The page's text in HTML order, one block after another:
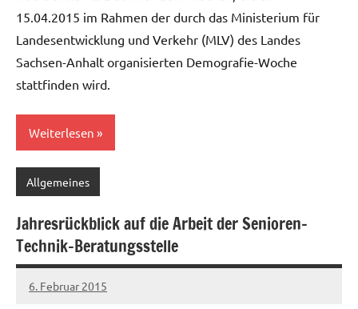
15.04.2015 im Rahmen der durch das Ministerium für
Landesentwicklung und Verkehr (MLV) des Landes
Sachsen-Anhalt organisierten Demografie-Woche
stattfinden wird.
Weiterlesen
Allgemeines
Jahresrückblick auf die Arbeit der Senioren-
Technik-Beratungsstelle
6. Februar 2015
Christian
Ein